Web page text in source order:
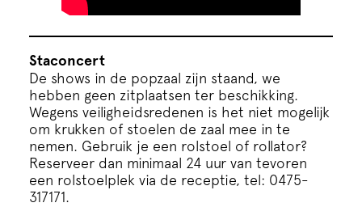
Staconcert
De shows in de popzaal zijn staand, we
hebben geen zitplaatsen ter beschikking.
Wegens veiligheidsredenen is het niet mogelijk
om krukken of stoelen de zaal mee in te
nemen. Gebruik je een rolstoel of rollator?
Reserveer dan minimaal 24 uur van tevoren
een rolstoelplek via de receptie, tel: 0475-
317171.